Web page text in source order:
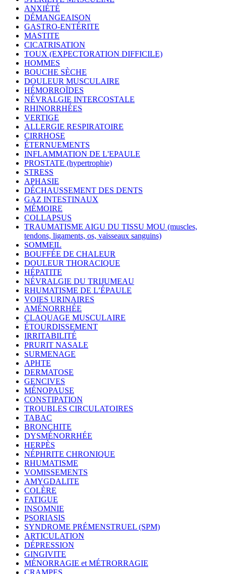
ANXIÉTÉ
DÉMANGEAISON
GASTRO-ENTÉRITE
MASTITE
CICATRISATION
TOUX (EXPECTORATION DIFFICILE)
HOMMES
BOUCHE SÈCHE
DOULEUR MUSCULAIRE
HÉMORROÏDES
NÉVRALGIE INTERCOSTALE
RHINORRHÉES
VERTIGE
ALLERGIE RESPIRATOIRE
CIRRHOSE
ÉTERNUEMENTS
INFLAMMATION DE L'EPAULE
PROSTATE (hypertrophie)
STRESS
APHASIE
DÉCHAUSSEMENT DES DENTS
GAZ INTESTINAUX
MÉMOIRE
COLLAPSUS
TRAUMATISME AIGU DU TISSU MOU (muscles,
tendons, ligaments, os, vaisseaux sanguins)
SOMMEIL
BOUFFÉE DE CHALEUR
DOULEUR THORACIQUE
HÉPATITE
NÉVRALGIE DU TRIJUMEAU
RHUMATISME DE L’ÉPAULE
VOIES URINAIRES
AMÉNORRHÉE
CLAQUAGE MUSCULAIRE
ÉTOURDISSEMENT
IRRITABILITÉ
PRURIT NASALE
SURMENAGE
APHTE
DERMATOSE
GENCIVES
MÉNOPAUSE
CONSTIPATION
TROUBLES CIRCULATOIRES
TABAC
BRONCHITE
DYSMÉNORRHÉE
HERPÈS
NÉPHRITE CHRONIQUE
RHUMATISME
VOMISSEMENTS
AMYGDALITE
COLÈRE
FATIGUE
INSOMNIE
PSORIASIS
SYNDROME PRÉMENSTRUEL (SPM)
ARTICULATION
DÉPRESSION
GINGIVITE
MÉNORRAGIE et MÉTRORRAGIE
CRAMPES